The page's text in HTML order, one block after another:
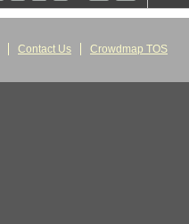
Contact Us Crowdmap TOS